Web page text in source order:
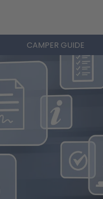
CAMPER GUIDE